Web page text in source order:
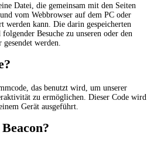
Datei, die gemeinsam mit den Seiten
vom Webbrowser auf dem PC oder
werden kann. Die darin gespeicherten
Besuche zu unseren oder den
werden.
das benutzt wird, um unserer
zu ermöglichen. Dieser Code wird
Gerät ausgeführt.